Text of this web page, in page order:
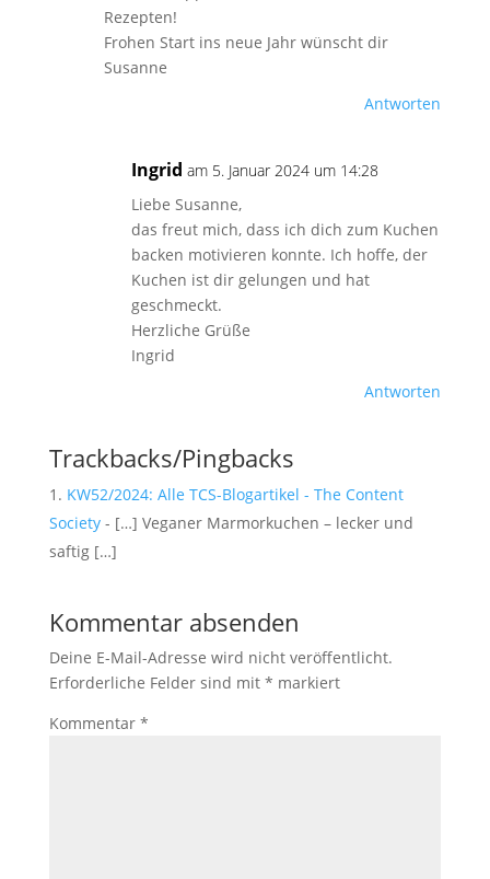
Rezepten!
Frohen Start ins neue Jahr wünscht dir
Susanne
Antworten
Ingrid am 5. Januar 2024 um 14:28
Liebe Susanne,
das freut mich, dass ich dich zum Kuchen
backen motivieren konnte. Ich hoffe, der
Kuchen ist dir gelungen und hat
geschmeckt.
Herzliche Grüße
Ingrid
Antworten
Trackbacks/Pingbacks
KW52/2024: Alle TCS-Blogartikel - The Content
Society- […] Veganer Marmorkuchen – lecker und
saftig […]
Kommentar absenden
Deine E-Mail-Adresse wird nicht veröffentlicht.
Erforderliche Felder sind mit * markiert
Kommentar *